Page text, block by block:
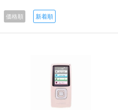
価格順 新着順